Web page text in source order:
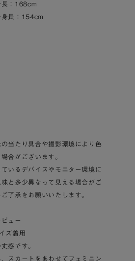
長：168cm
身長：154cm
当たり具合や撮影環境により色
合がございます。
いるデバイスやモニター環境に
と多少異なって見える場合がご
了承をお願いいたします。
ュー
ズ着用
感です。
スカートをあわせてフェミニン